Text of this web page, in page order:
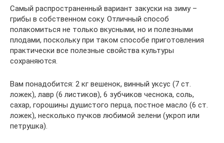
Самый распространенный вариант закуски на зиму –
грибы в собственном соку. Отличный способ
полакомиться не только вкусными, но и полезными
плодами, поскольку при таком способе приготовления
практически все полезные свойства культуры
сохраняются.
Вам понадобится: 2 кг вешенок, винный уксус (7 ст.
ложек), лавр (6 листиков), 6 зубчиков чеснока, соль,
сахар, горошины душистого перца, постное масло (6 ст.
ложек), несколько пучков любимой зелени (укроп или
петрушка).